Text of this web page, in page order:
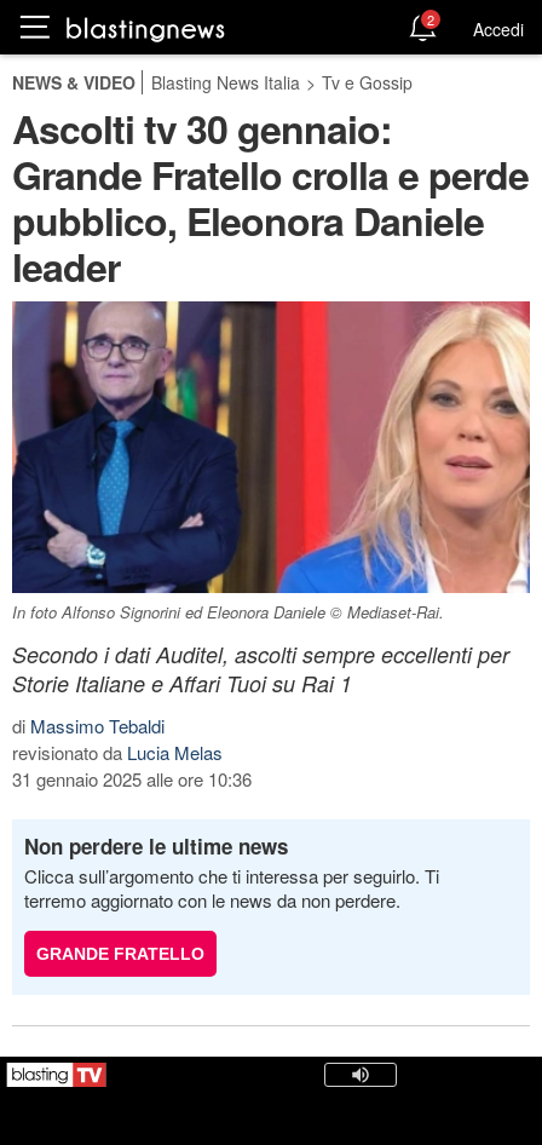
2 Accedi
NEWS & VIDEO Blasting News Italia > Tv e Gossip
Ascolti tv 30 gennaio:
Grande Fratello crolla e perde
pubblico, Eleonora Daniele
leader
In foto Alfonso Signorini ed Eleonora Daniele © Mediaset-Rai.
Secondo i dati Auditel, ascolti sempre eccellenti per
Storie Italiane e Affari Tuoi su Rai 1
di Massimo Tebaldi
revisionato da Lucia Melas
31 gennaio 2025 alle ore 10:36
Non perdere le ultime news
Clicca sull’argomento che ti interessa per seguirlo. Ti
terremo aggiornato con le news da non perdere.
GRANDE FRATELLO